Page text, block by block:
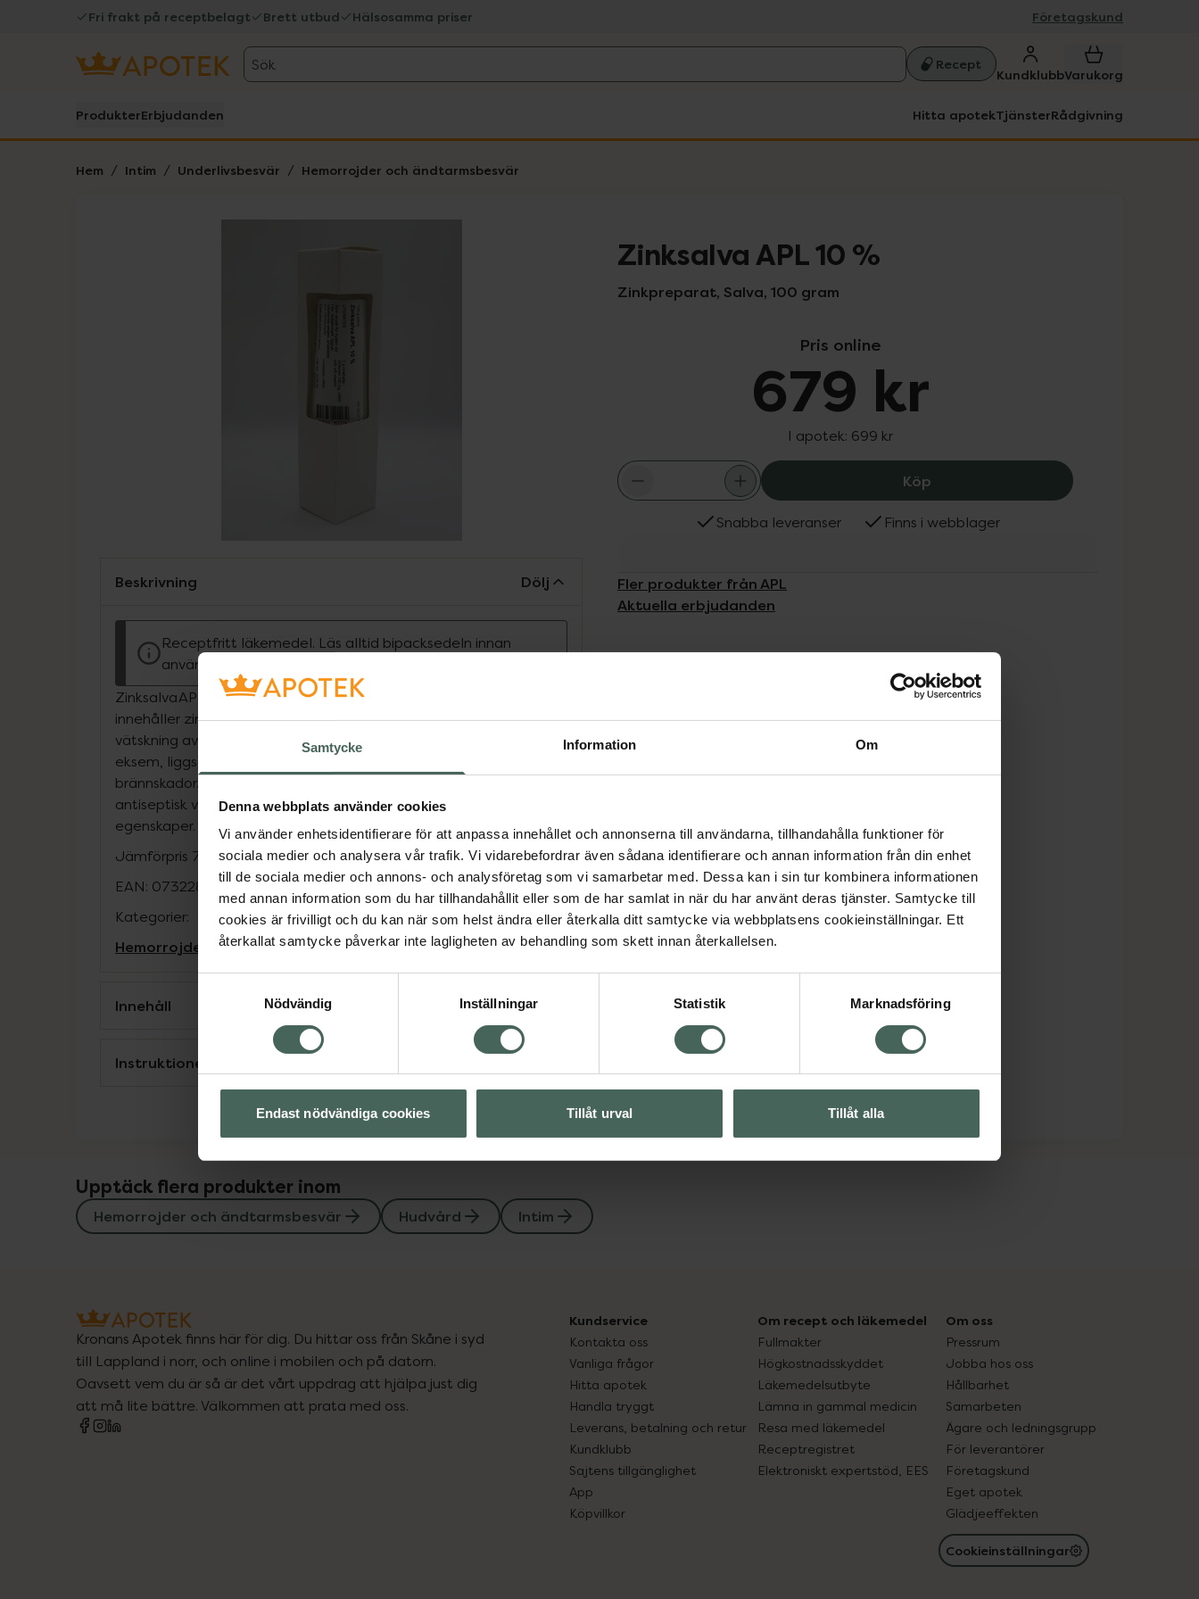
Samtycke Information Om
Denna webbplats använder cookies
Vi använder enhetsidentifierare för att anpassa innehållet och annonserna till användarna, tillhandahålla funktioner för
sociala medier och analysera vår trafik. Vi vidarebefordrar även sådana identifierare och annan information från din enhet
till de sociala medier och annons- och analysföretag som vi samarbetar med. Dessa kan i sin tur kombinera informationen
med annan information som du har tillhandahållit eller som de har samlat in när du har använt deras tjänster. Samtycke till
cookies är frivilligt och du kan när som helst ändra eller återkalla ditt samtycke via webbplatsens cookieinställningar. Ett
återkallat samtycke påverkar inte lagligheten av behandling som skett innan återkallelsen.
Nödvändig
Inställningar Statistik Marknadsföring
Endast nödvändiga cookies Tillåt urval Tillåt alla
Fri frakt på receptbelagt Brett utbud Hälsosamma priser Företagskund
Sök Recept
KundklubbVarukorg
ProdukterErbjudanden Hitta apotekTjänsterRådgivning
Hem Intim Underlivsbesvär Hemorrojder och ändtarmsbesvär
Zinksalva APL 10 %
Zinkpreparat, Salva, 100 gram
Pris online
679 kr
I apotek: 699 kr
Köp Zinksalva APL 10 %, 679 kr.
Snabba leveranser Finns i webblager
Fler produkter från APL
Aktuella erbjudanden
Beskrivning Dölj
Receptfritt läkemedel. Läs alltid bipacksedeln innan
användning.
Zinksalva APL är ett receptfritt, apotekstillverkat läkemedel som
innehåller zinkoxid 10 %. Salvan används som skydd för huden vid
vätskning av olika slag, till exempel vid blöjdermatit, vätskande
eksem, liggsår, analklåda, hemorrojder, självsprickor samt mindre
brännskador. Zinkoxid har en mild sammandragande och
antiseptisk verkan, och salvan har täckande och hudskyddande
egenskaper.
Jämförpris 7250 kr/kg
EAN: 07322833401179
Kategorier:
Hemorrojder och ändtarmsbesvärHudvårdIntim
Innehåll Visa
Instruktioner
Upptäck flera produkter inom
Hemorrojder och ändtarmsbesvär Hudvård Intim
Kronans Apotek finns här för dig. Du hittar oss från Skåne i syd
till Lappland i norr, och online i mobilen och på datorn.
Oavsett vem du är så är det vårt uppdrag att hjälpa just dig
att må lite bättre. Välkommen att prata med oss.
Kundservice
Kontakta oss
Vanliga frågor
Hitta apotek
Handla tryggt
Leverans, betalning och retur
Kundklubb
Sajtens tillgänglighet
App
Köpvillkor
Om recept och läkemedel
Fullmakter
Högkostnadsskyddet
Läkemedelsutbyte
Lämna in gammal medicin
Resa med läkemedel
Receptregistret
Elektroniskt expertstöd, EES
Om oss
Pressrum
Jobba hos oss
Hållbarhet
Samarbeten
Ägare och ledningsgrupp
För leverantörer
Företagskund
Eget apotek
Glädjeeffekten
Cookieinställningar